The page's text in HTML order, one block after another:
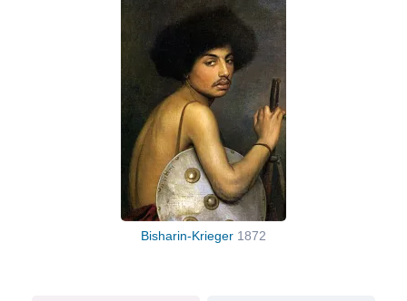
Bisharin-Krieger 1872